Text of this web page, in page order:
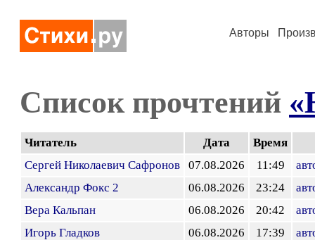
Авторы
Список прочтений
Читатель Дата
Время
Сергей Николаевич Сафронов
07.08.2026 11:49
Александр Фокс 2
06.08.2026 23:24
Вера Кальпан
06.08.2026 20:42
Игорь Гладков
06.08.2026 17:39